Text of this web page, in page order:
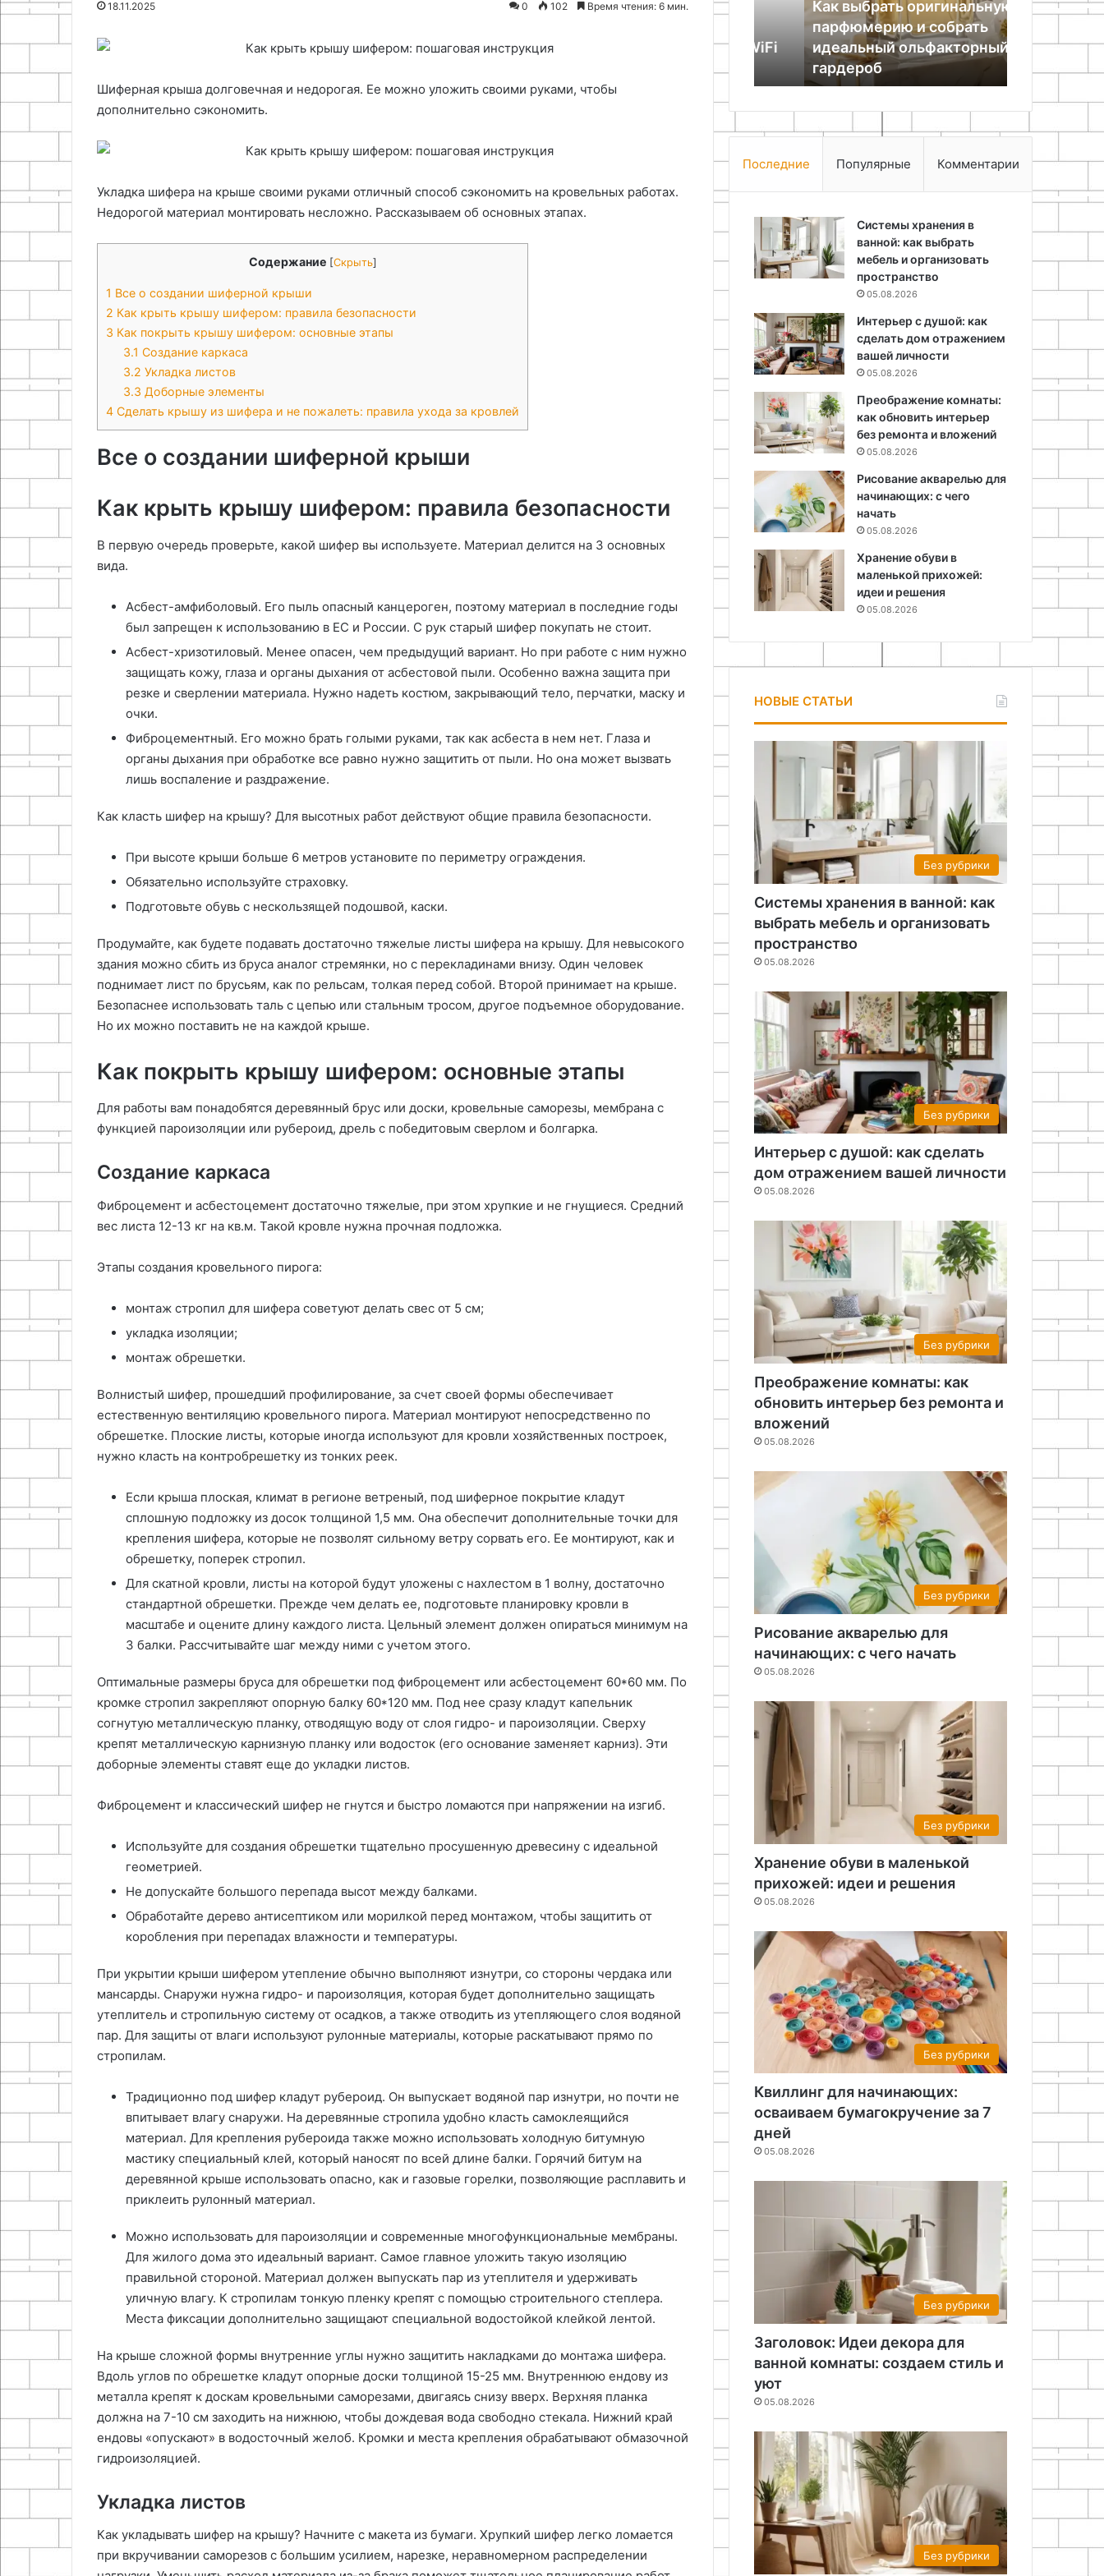
18.11.2025 0 102 Время чтения: 6 мин.
Шиферная крыша долговечная и недорогая. Ее можно уложить своими руками, чтобы
дополнительно сэкономить.
Укладка шифера на крыше своими руками отличный способ сэкономить на кровельных работах.
Недорогой материал монтировать несложно. Рассказываем об основных этапах.
Содержание [Скрыть]
1 Все о создании шиферной крыши
2 Как крыть крышу шифером: правила безопасности
3 Как покрыть крышу шифером: основные этапы
3.1 Создание каркаса
3.2 Укладка листов
3.3 Доборные элементы
4 Сделать крышу из шифера и не пожалеть: правила ухода за кровлей
Все о создании шиферной крыши
Как крыть крышу шифером: правила безопасности
В первую очередь проверьте, какой шифер вы используете. Материал делится на 3 основных
вида.
Асбест-амфиболовый. Его пыль опасный канцероген, поэтому материал в последние годы
был запрещен к использованию в ЕС и России. С рук старый шифер покупать не стоит.
Асбест-хризотиловый. Менее опасен, чем предыдущий вариант. Но при работе с ним нужно
защищать кожу, глаза и органы дыхания от асбестовой пыли. Особенно важна защита при
резке и сверлении материала. Нужно надеть костюм, закрывающий тело, перчатки, маску и
очки.
Фиброцементный. Его можно брать голыми руками, так как асбеста в нем нет. Глаза и
органы дыхания при обработке все равно нужно защитить от пыли. Но она может вызвать
лишь воспаление и раздражение.
Как класть шифер на крышу? Для высотных работ действуют общие правила безопасности.
При высоте крыши больше 6 метров установите по периметру ограждения.
Обязательно используйте страховку.
Подготовьте обувь с нескользящей подошвой, каски.
Продумайте, как будете подавать достаточно тяжелые листы шифера на крышу. Для невысокого
здания можно сбить из бруса аналог стремянки, но с перекладинами внизу. Один человек
поднимает лист по брусьям, как по рельсам, толкая перед собой. Второй принимает на крыше.
Безопаснее использовать таль с цепью или стальным тросом, другое подъемное оборудование.
Но их можно поставить не на каждой крыше.
Как покрыть крышу шифером: основные этапы
Для работы вам понадобятся деревянный брус или доски, кровельные саморезы, мембрана с
функцией пароизоляции или рубероид, дрель с победитовым сверлом и болгарка.
Создание каркаса
Фиброцемент и асбестоцемент достаточно тяжелые, при этом хрупкие и не гнущиеся. Средний
вес листа 12-13 кг на кв.м. Такой кровле нужна прочная подложка.
Этапы создания кровельного пирога:
монтаж стропил для шифера советуют делать свес от 5 см;
укладка изоляции;
монтаж обрешетки.
Волнистый шифер, прошедший профилирование, за счет своей формы обеспечивает
естественную вентиляцию кровельного пирога. Материал монтируют непосредственно по
обрешетке. Плоские листы, которые иногда используют для кровли хозяйственных построек,
нужно класть на контробрешетку из тонких реек.
Если крыша плоская, климат в регионе ветреный, под шиферное покрытие кладут
сплошную подложку из досок толщиной 1,5 мм. Она обеспечит дополнительные точки для
крепления шифера, которые не позволят сильному ветру сорвать его. Ее монтируют, как и
обрешетку, поперек стропил.
Для скатной кровли, листы на которой будут уложены с нахлестом в 1 волну, достаточно
стандартной обрешетки. Прежде чем делать ее, подготовьте планировку кровли в
масштабе и оцените длину каждого листа. Цельный элемент должен опираться минимум на
3 балки. Рассчитывайте шаг между ними с учетом этого.
Оптимальные размеры бруса для обрешетки под фиброцемент или асбестоцемент 60*60 мм. По
кромке стропил закрепляют опорную балку 60*120 мм. Под нее сразу кладут капельник
согнутую металлическую планку, отводящую воду от слоя гидро- и пароизоляции. Сверху
крепят металлическую карнизную планку или водосток (его основание заменяет карниз). Эти
доборные элементы ставят еще до укладки листов.
Фиброцемент и классический шифер не гнутся и быстро ломаются при напряжении на изгиб.
Используйте для создания обрешетки тщательно просушенную древесину с идеальной
геометрией.
Не допускайте большого перепада высот между балками.
Обработайте дерево антисептиком или морилкой перед монтажом, чтобы защитить от
коробления при перепадах влажности и температуры.
При укрытии крыши шифером утепление обычно выполняют изнутри, со стороны чердака или
мансарды. Снаружи нужна гидро- и пароизоляция, которая будет дополнительно защищать
утеплитель и стропильную систему от осадков, а также отводить из утепляющего слоя водяной
пар. Для защиты от влаги используют рулонные материалы, которые раскатывают прямо по
стропилам.
Традиционно под шифер кладут рубероид. Он выпускает водяной пар изнутри, но почти не
впитывает влагу снаружи. На деревянные стропила удобно класть самоклеящийся
материал. Для крепления рубероида также можно использовать холодную битумную
мастику специальный клей, который наносят по всей длине балки. Горячий битум на
деревянной крыше использовать опасно, как и газовые горелки, позволяющие расплавить и
приклеить рулонный материал.
Можно использовать для пароизоляции и современные многофункциональные мембраны.
Для жилого дома это идеальный вариант. Самое главное уложить такую изоляцию
правильной стороной. Материал должен выпускать пар из утеплителя и удерживать
уличную влагу. К стропилам тонкую пленку крепят с помощью строительного степлера.
Места фиксации дополнительно защищают специальной водостойкой клейкой лентой.
На крыше сложной формы внутренние углы нужно защитить накладками до монтажа шифера.
Вдоль углов по обрешетке кладут опорные доски толщиной 15-25 мм. Внутреннюю ендову из
металла крепят к доскам кровельными саморезами, двигаясь снизу вверх. Верхняя планка
должна на 7-10 см заходить на нижнюю, чтобы дождевая вода свободно стекала. Нижний край
ендовы «опускают» в водосточный желоб. Кромки и места крепления обрабатывают обмазочной
гидроизоляцией.
Укладка листов
Как укладывать шифер на крышу? Начните с макета из бумаги. Хрупкий шифер легко ломается
при вкручивании саморезов с большим усилием, нарезке, неравномерном распределении
26.04.2026
участка и выбор жаростойких
матриц
базе Arduino и светодиодных
Как сделать антенну для WiFi
ольфакторный
гардероб
Как выбрать оригинальную
парфюмерию и собрать
идеальный ольфакторный
гардероб
от
грязи
и
Как легко
бутыль от
Последние Популярные Комментарии
Системы хранения в
ванной: как выбрать
мебель и организовать
пространство
05.08.2026
Интерьер с душой: как
сделать дом отражением
вашей личности
05.08.2026
Преображение комнаты:
как обновить интерьер
без ремонта и вложений
05.08.2026
Рисование акварелью для
начинающих: с чего
начать
05.08.2026
Хранение обуви в
маленькой прихожей:
идеи и решения
05.08.2026
НОВЫЕ СТАТЬИ
Без рубрики
Системы хранения в ванной: как
выбрать мебель и организовать
пространство
05.08.2026
Без рубрики
Интерьер с душой: как сделать
дом отражением вашей личности
05.08.2026
Без рубрики
Преображение комнаты: как
обновить интерьер без ремонта и
вложений
05.08.2026
Без рубрики
Рисование акварелью для
начинающих: с чего начать
05.08.2026
Без рубрики
Хранение обуви в маленькой
прихожей: идеи и решения
05.08.2026
Без рубрики
Квиллинг для начинающих:
осваиваем бумагокручение за 7
дней
05.08.2026
Без рубрики
Заголовок: Идеи декора для
ванной комнаты: создаем стиль и
уют
05.08.2026
Без рубрики